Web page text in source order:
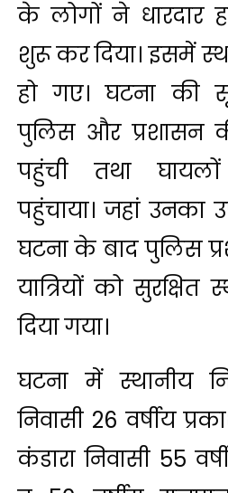
के लोगों ने धारदार
शुरू कर दिया। इसमें
हो गए। घटना की
पुलिस और प्रशासन
पहुंची तथा
पहुंचाया। जहां उनका
घटना के बाद पुलिस
यात्रियों को सुरक्षित
दिया गया।
घटना में स्थानीय
निवासी 26 वर्षीय
कंडारा निवासी 55